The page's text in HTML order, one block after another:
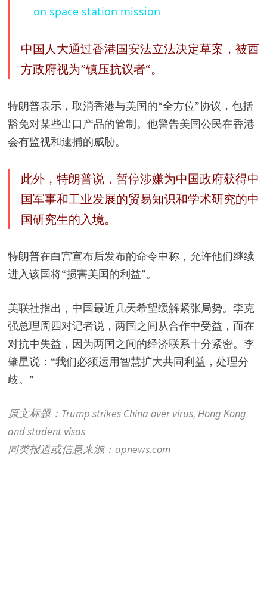
a
y
e
on space station mission
中国人大通过香港国安法立法决定草案，被西
方政府视为”镇压抗议者“。
特朗普表示，取消香港与美国的“全方位”协议，包括
豁免对某些出口产品的管制。他警告美国公民在香港
会有监视和逮捕的威胁。
此外，特朗普说，暂停涉嫌为中国政府获得中
国军事和工业发展的贸易知识和学术研究的中
国研究生的入境。
特朗普在白宫宣布后发布的命令中称，允许他们继续
进入该国将“损害美国的利益”。
美联社指出，中国最近几天希望缓解紧张局势。李克
强总理周四对记者说，两国之间从合作中受益，而在
对抗中失益，因为两国之间的经济联系十分紧密。李
肇星说：“我们必须运用智慧扩大共同利益，处理分
歧。”
原文标题：Trump strikes China over virus, Hong Kong
and student visas
同类报道或信息来源：apnews.com